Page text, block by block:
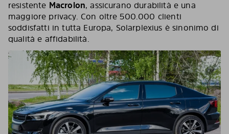
resistente Macrolon, assicurano durabilità e una
maggiore privacy. Con oltre 500.000 clienti
soddisfatti in tutta Europa, Solarplexius è sinonimo di
qualità e affidabilità.